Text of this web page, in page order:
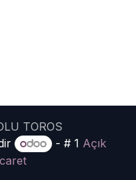
TOROS
- # 1 Açık